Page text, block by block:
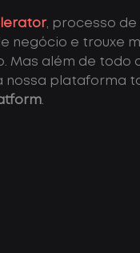
, processo
negócio e trouxe
Mas além de
plataforma
.